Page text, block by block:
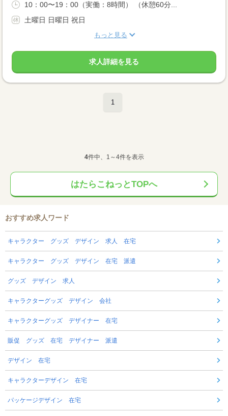
10：00〜19：00（実働：8時間） （休憩60分...
土曜日 日曜日 祝日
もっと見る
求人詳細を見る
1
4件中、1～4件を表示
はたらこねっとTOPへ
おすすめ求人ワード
キャラクター グッズ デザイン 求人 在宅
キャラクター グッズ デザイン 在宅 派遣
グッズ デザイン 求人
キャラクターグッズ デザイン 会社
キャラクターグッズ デザイナー 在宅
販促 グッズ 在宅 デザイナー 派遣
デザイン 在宅
キャラクターデザイン 在宅
パッケージデザイン 在宅